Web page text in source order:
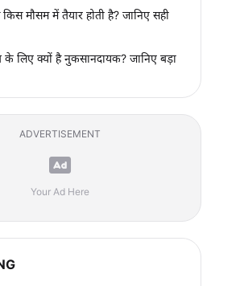
मौसम में तैयार होती है? जानिए सही
के लिए क्यों है नुकसानदायक? जानिए बड़ा
ADVERTISEMENT
Your Ad Here